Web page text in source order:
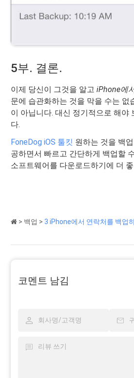
5부. 결론.
이제 당신이 그것을 알고iPhone에
문에 습관화하는 것을 막을 수는 없
이 아닙니다. 대신 정기적으로 해야
다.
FoneDog iOS 툴킷 원하는 것을 백
공하면서 빠르고 간단하게 백업할
소프트웨어를 다운로드하기에 더
> 백업 > 3 iPhone에서 연락처를 백업
코멘트 남김